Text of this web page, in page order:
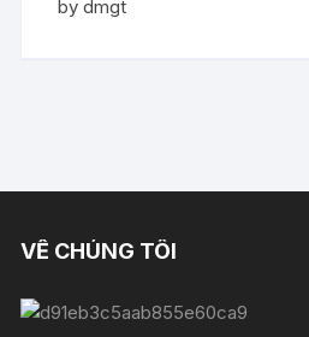
of 5
by dmgt
VỀ CHÚNG TÔI